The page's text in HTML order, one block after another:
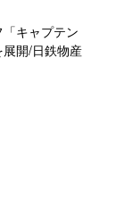
キャプテン
開/日鉄物産